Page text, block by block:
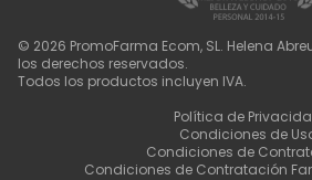
© 2026 PromoFarma Ecom, SL. Helena
los derechos reservados.
Todos los productos incluyen IVA.
Política de
Condiciones de
Condiciones de
Condiciones de Contratación